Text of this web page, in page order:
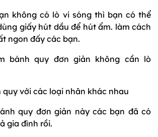
không có lò vi sóng thì bạn có thể
giấy hút dầu để hút ẩm. làm cách
ngon đấy các bạn.
quy với các loại nhân khác nhau
quy đơn giản này các bạn đã có
gia đình rồi.